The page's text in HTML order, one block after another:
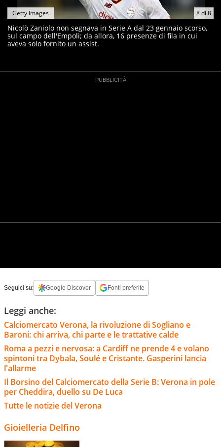
8di 8
Getty Images
Nicolò Zaniolo non segnava in Serie A dal 23 gennaio scorso,
sul campo dell'Empoli; da allora, 16 presenze di fila in cui
aveva solo fornito un assist.
Seguici su: Google Discover Fonti preferite
Leggi anche:
Calciomercato Verona, la rivoluzione di Sogliano e
Baroni: chi arriva, chi parte e le trattative calde
Roma a pezzi e nervosa: a Cardiff ne prende 4 e volano
spintoni tra Dybala, Soulé e Cristante. Gasperini lancia
l'allarme
Il Borsino del Calciomercato della Serie B: Verona in pole
per Cheddira, duello su De Luca
Tutte le notizie del Verona
Gioielleria Delfino